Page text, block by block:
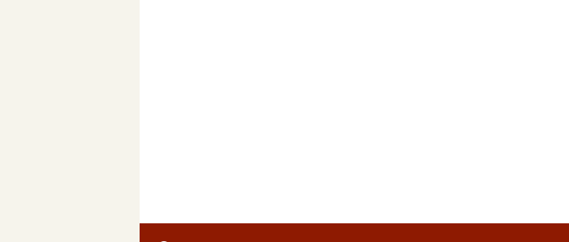
ella vive Mallenca, una mujer de cuarenta años de Barcelona